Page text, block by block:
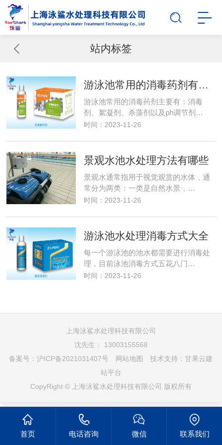
站内标签
游泳池常用的消毒药剂有哪些？
游泳池常用的消毒药剂主要有：消毒
剂、絮凝剂、杀藻剂以及ph调节剂…
时间：2023-11-26
景观水池水处理方法有哪些
景观水通常指用于视觉观赏的水体，通
常分为两类：一类是自然水景，…
时间：2023-11-26
游泳池水处理消毒方式大全
每一个游泳池的池水都需要进行消毒处
理，目前泳池消毒方式五花八门…
时间：2023-11-26
上海泳鲨水处理科技有限公司
沈先生： 13003155568
备案号：沪ICP备2021031407号 网站地图 技术支持：甘果云建
站平台
CopyRight © 上海泳鲨水处理科技有限公司 版权所有
首页 电话咨询 微信 联系我们